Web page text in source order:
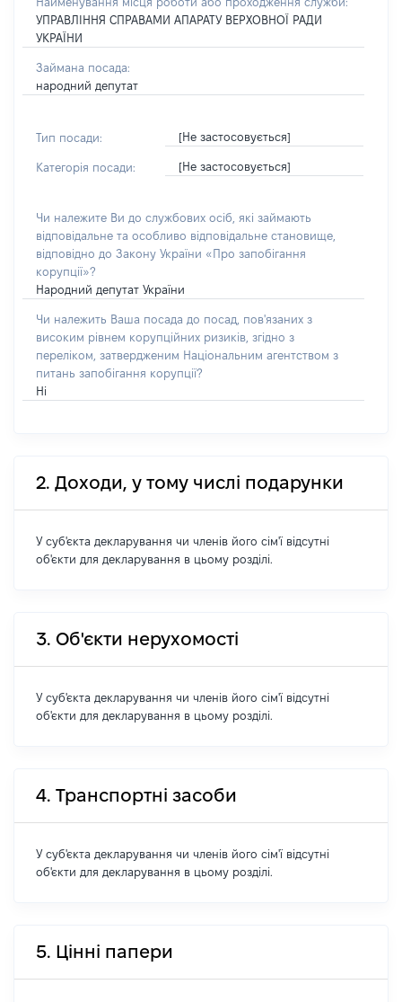
УПРАВЛІННЯ СПРАВАМИ АПАРАТУ ВЕРХОВНОЇ РАДИ
УКРАЇНИ
Займана посада:
народний депутат
Тип посади: [Не застосовується]
Категорія посади: [Не застосовується]
Чи належите Ви до службових осіб, які займають
відповідальне та особливо відповідальне становище,
відповідно до Закону України «Про запобігання
корупції»?
Народний депутат України
Чи належить Ваша посада до посад, пов'язаних з
високим рівнем корупційних ризиків, згідно з
переліком, затвердженим Національним агентством з
питань запобігання корупції?
Ні
2. Доходи, у тому числі подарунки
У суб'єкта декларування чи членів його сім'ї відсутні
об'єкти для декларування в цьому розділі.
3. Об'єкти нерухомості
У суб'єкта декларування чи членів його сім'ї відсутні
об'єкти для декларування в цьому розділі.
4. Транспортні засоби
У суб'єкта декларування чи членів його сім'ї відсутні
об'єкти для декларування в цьому розділі.
5. Цінні папери